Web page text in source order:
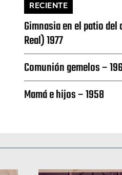
RECIENTE
Gimnasia en el patio
Real) 1977
Comunión gemelos –
Mamá e hijos – 1958